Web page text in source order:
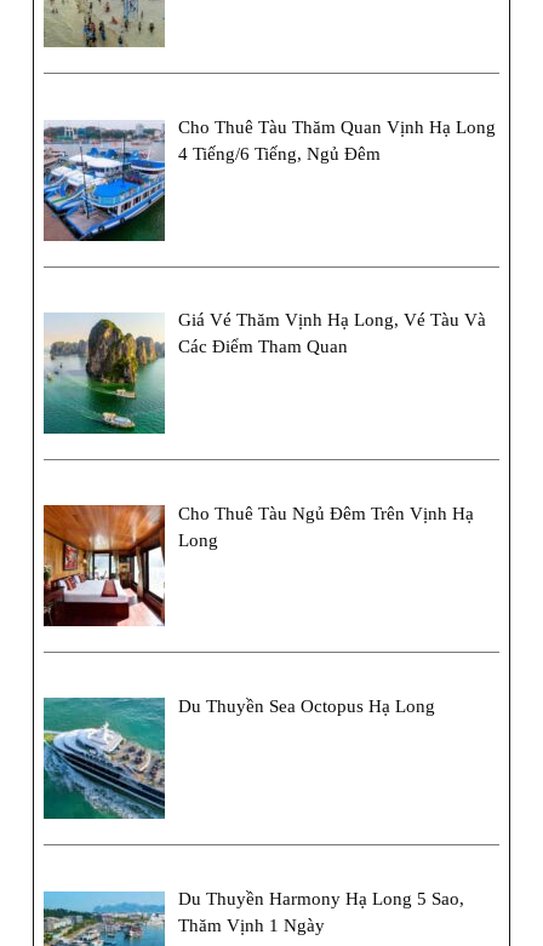
Cho Thuê Tàu Thăm Quan Vịnh Hạ Long
4 Tiếng/6 Tiếng, Ngủ Đêm
Giá Vé Thăm Vịnh Hạ Long, Vé Tàu Và
Các Điểm Tham Quan
Cho Thuê Tàu Ngủ Đêm Trên Vịnh Hạ
Long
Du Thuyền Sea Octopus Hạ Long
Du Thuyền Harmony Hạ Long 5 Sao,
Thăm Vịnh 1 Ngày